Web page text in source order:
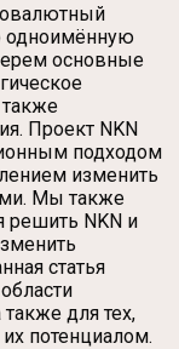
одноимённую
основные
также
Проект NKN
подходом
изменить
Мы также
решить NKN и
статья
для тех,
потенциалом.